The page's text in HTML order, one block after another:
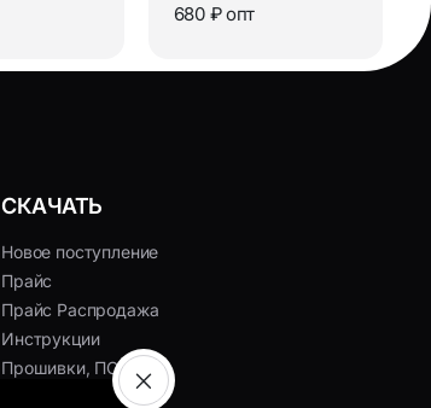
680 ₽опт
СКАЧАТЬ
Новое поступление
Прайс
Прайс Распродажа
Инструкции
Прошивки, ПО